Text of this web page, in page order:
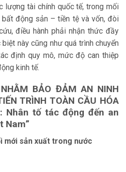
lượng tài chính quốc tế, trong mối
động sản – tiền tệ và vốn, đòi
điều hành phải nhận thức đầy
này cũng như quá trình chuyển
định quy mô, mức độ can thiệp
kinh tế.
BẢO ĐẢM AN NINH
TRÌNH TOÀN CẦU HÓA
Nhân tố tác động đến an
Nam”
mới sản xuất trong nước